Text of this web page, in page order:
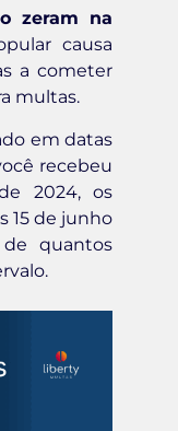
zeram na
causa
a cometer
multas.
em datas
recebeu
2024, os
15 de junho
quantos